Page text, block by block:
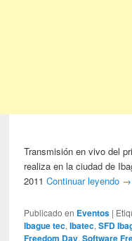
Transmisión en vivo del
realiza en la ciudad de
2011Continuar leyendo →
Publicado en Eventos |
Ibague tec,Ibatec,SFD
Freedom Day,Software